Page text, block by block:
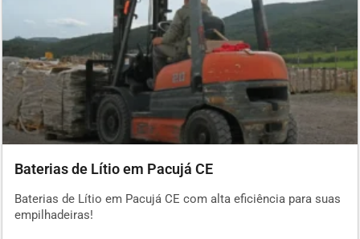
Baterias de Lítio em Pacujá CE
Baterias de Lítio em Pacujá CE com alta eficiência para suas
empilhadeiras!